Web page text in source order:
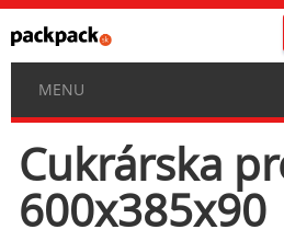
MENU
Cukrárska
600x385x90